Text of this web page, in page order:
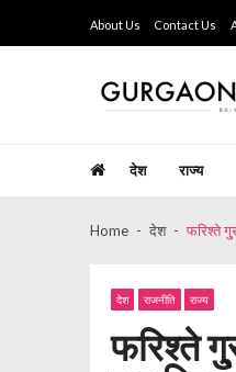
navigation
content
About Us Contact Us
देश राज्य
Home देश फरिश्ते
देश राजनीति राज्य
फरिश्ते